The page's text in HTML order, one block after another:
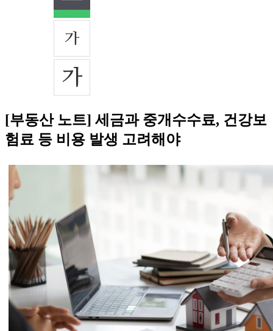
[부동산 노트] 세금과 중개수수료, 건강보
험료 등 비용 발생 고려해야